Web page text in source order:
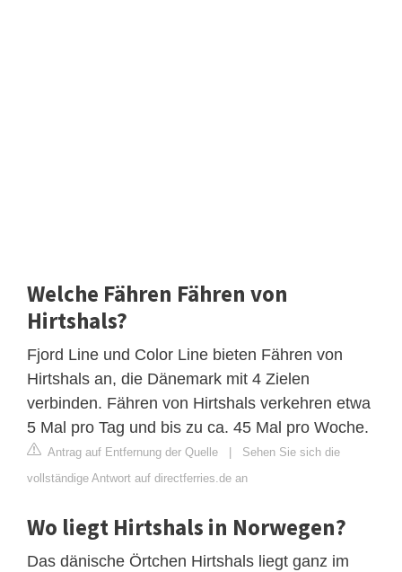
Welche Fähren Fähren von
Hirtshals?
Fjord Line und Color Line bieten Fähren von
Hirtshals an, die Dänemark mit 4 Zielen
verbinden. Fähren von Hirtshals verkehren etwa
5 Mal pro Tag und bis zu ca. 45 Mal pro Woche.
Antrag auf Entfernung der Quelle
Sehen Sie sich die
vollständige Antwort auf directferries.de an
Wo liegt Hirtshals in Norwegen?
Das dänische Örtchen Hirtshals liegt ganz im